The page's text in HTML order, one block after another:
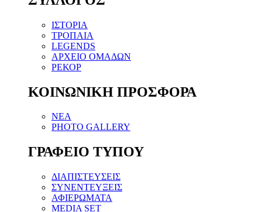
ΙΣΤΟΡΙΑ
ΤΡΟΠΑΙΑ
LEGENDS
ΑΡΧΕΙΟ ΟΜΑΔΩΝ
ΡΕΚΟΡ
ΚΟΙΝΩΝΙΚΗ ΠΡΟΣΦΟΡΑ
NEA
PHOTO GALLERY
ΓΡΑΦΕΙΟ ΤΥΠΟΥ
ΔΙΑΠΙΣΤΕΥΣΕΙΣ
ΣΥΝΕΝΤΕΥΞΕΙΣ
ΑΦΙΕΡΩΜΑΤΑ
MEDIA SET